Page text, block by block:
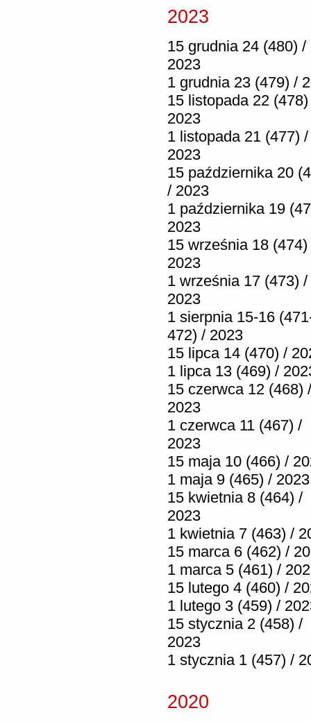
2023
15 grudnia 24 (480) /
2023
1 grudnia 23 (479) /
15 listopada 22
2023
1 listopada 21 (477) /
2023
15 października 20
/ 2023
1 października 19
2023
15 września 18 (474)
2023
1 września 17 (473) /
2023
1 sierpnia 15-16
472) / 2023
15 lipca 14 (470) /
1 lipca 13 (469) /
15 czerwca 12 (468) /
2023
1 czerwca 11 (467) /
2023
15 maja 10 (466) /
1 maja 9 (465) / 2023
15 kwietnia 8 (464) /
2023
1 kwietnia 7 (463) /
15 marca 6 (462) /
1 marca 5 (461) /
15 lutego 4 (460) /
1 lutego 3 (459) /
15 stycznia 2 (458) /
2023
1 stycznia 1 (457) /
2020